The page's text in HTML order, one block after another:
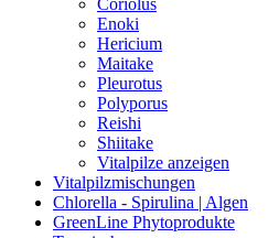
Coriolus
Enoki
Hericium
Maitake
Pleurotus
Polyporus
Reishi
Shiitake
Vitalpilze anzeigen
Vitalpilzmischungen
Chlorella - Spirulina | Algen
GreenLine Phytoprodukte